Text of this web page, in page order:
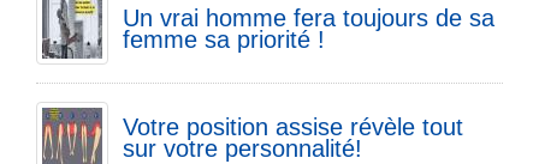
Un vrai homme fera toujours de sa
femme sa priorité !
Votre position assise révèle tout
sur votre personnalité!